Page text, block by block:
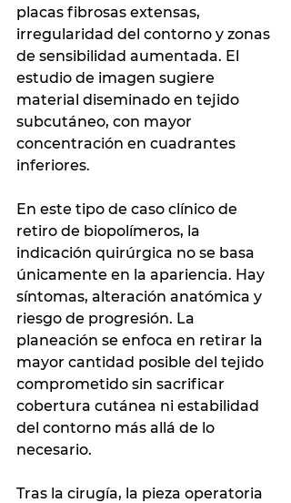
placas fibrosas extensas,
irregularidad del contorno y zonas
de sensibilidad aumentada. El
estudio de imagen sugiere
material diseminado en tejido
subcutáneo, con mayor
concentración en cuadrantes
inferiores.
En este tipo de caso clínico de
retiro de biopolímeros, la
indicación quirúrgica no se basa
únicamente en la apariencia. Hay
síntomas, alteración anatómica y
riesgo de progresión. La
planeación se enfoca en retirar la
mayor cantidad posible del tejido
comprometido sin sacrificar
cobertura cutánea ni estabilidad
del contorno más allá de lo
necesario.
Tras la cirugía, la pieza operatoria